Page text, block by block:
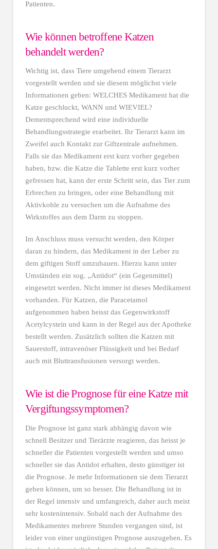
Patienten.
Wie können betroffene Katzen
behandelt werden?
Wichtig ist, dass Tiere umgehend einem Tierarzt
vorgestellt werden und sie diesem möglichst viele
Informationen geben: WELCHES Medikament hat die
Katze geschluckt, WANN und WIEVIEL?
Dementsprechend wird eine individuelle
Behandlungsstrategie erarbeitet. Ihr Tierarzt kann im
Zweifel auch Kontakt zur Giftzentrale aufnehmen.
Falls sie das Medikament erst kurz vorher gegeben
haben, bzw. die Katze die Tablette erst kurz vorher
gefressen hat, kann der erste Schritt sein, das Tier zum
Erbrechen zu bringen, oder eine Behandlung mit
Aktivkohle zu versuchen um die Aufnahme des
Wirkstoffes aus dem Darm zu stoppen.
Im Anschluss muss versucht werden, den Körper
daran zu hindern, das Medikament in der Leber zu
dem giftigen Stoff umzubauen. Hierzu kann unter
Umständen ein sog. „Antidot“ (ein Gegenmittel)
eingesetzt werden. Nicht immer ist dieses Medikament
vorhanden. Für Katzen, die Paracetamol
aufgenommen haben heisst das Gegenwirkstoff
Acetylcystein und kann in der Regel aus der Apotheke
bestellt werden. Zusätzlich sollten die Katzen mit
Sauerstoff, intravenöser Flüssigkeit und bei Bedarf
auch mit Bluttransfusionen versorgt werden.
Wie ist die Prognose für eine Katze mit
Vergiftungssymptomen?
Die Prognose ist ganz stark abhängig davon wie
schnell Besitzer und Tierärzte reagieren, das heisst je
schneller die Patienten vorgestellt werden und umso
schneller sie das Antidot erhalten, desto günstiger ist
die Prognose. Je mehr Informationen sie dem Tierarzt
geben können, um so besser. Die Behandlung ist in
der Regel intensiv und umfangreich, daher auch meist
sehr kostenintensiv. Sobald nach der Aufnahme des
Medikamentes mehrere Stunden vergangen sind, ist
leider von einer ungünstigen Prognose auszugehen. Es